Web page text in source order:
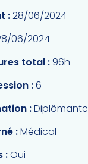
:28/06/2024
06/2024
total :96h
:6
:Diplômante
:Médical
:Oui